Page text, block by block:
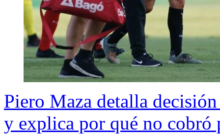
Piero Maza detalla
y explica por qué no cobró